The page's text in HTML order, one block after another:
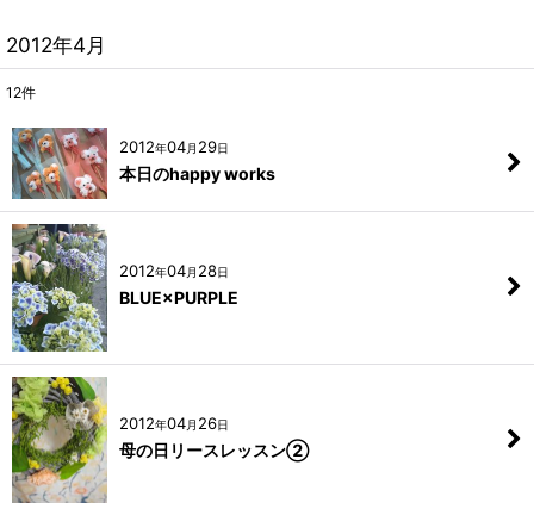
2012年4月
12件
2012年04月 29日
本日のhappy works
2012年04月 28日
BLUE×PURPLE
2012年04月 26日
母の日リースレッスン②